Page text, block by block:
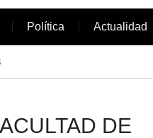
Política Actualidad
DE